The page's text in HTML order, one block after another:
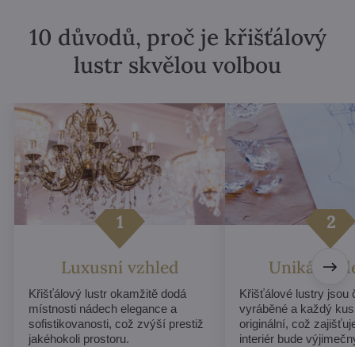
10 důvodů, proč je křišťálový
lustr skvělou volbou
Luxusní vzhled
Křišťálový lustr okamžitě dodá
místnosti nádech elegance a
sofistikovanosti, což zvýší prestiž
jakéhokoli prostoru.
Unikátní
Křišťálové lustry jsou
vyráběné a každý
originální, což
interiér bude